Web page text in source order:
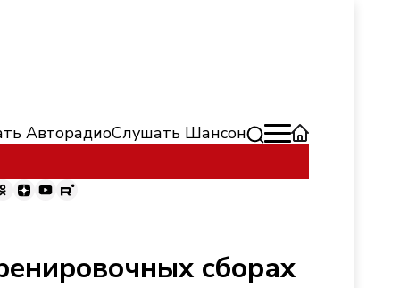
АвторадиоСлушать Шансон
сборах